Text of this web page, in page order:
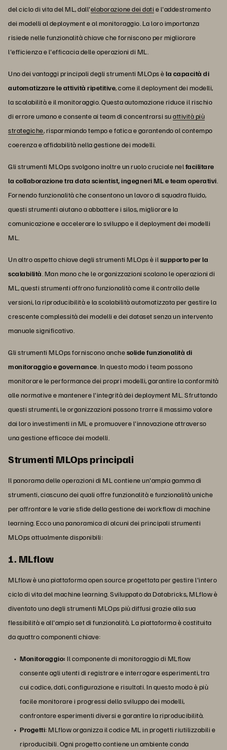
del ciclo di vita del ML, dall'elaborazione dei dati e l'addestramento
dei modelli al deployment e al monitoraggio. La loro importanza
risiede nelle funzionalità chiave che forniscono per migliorare
l'efficienza e l'efficacia delle operazioni di ML.
Uno dei vantaggi principali degli strumenti MLOps èla capacità di
automatizzare le attività ripetitive, come il deployment dei modelli,
la scalabilità e il monitoraggio. Questa automazione riduce il rischio
di errore umano e consente ai team di concentrarsi suattività più
strategiche, risparmiando tempo e fatica e garantendo al contempo
coerenza e affidabilità nella gestione dei modelli.
Gli strumenti MLOps svolgono inoltre un ruolo cruciale nelfacilitare
la collaborazione tra data scientist, ingegneri ML e team operativi.
Fornendo funzionalità che consentono un lavoro di squadra fluido,
questi strumenti aiutano a abbattere i silos, migliorare la
comunicazione e accelerare lo sviluppo e il deployment dei modelli
ML.
Un altro aspetto chiave degli strumenti MLOps è ilsupporto per la
scalabilità. Man mano che le organizzazioni scalano le operazioni di
ML, questi strumenti offrono funzionalità come il controllo delle
versioni, la riproducibilità e la scalabilità automatizzata per gestire la
crescente complessità dei modelli e dei dataset senza un intervento
manuale significativo.
Gli strumenti MLOps forniscono anchesolide funzionalità di
monitoraggio e governance. In questo modo i team possono
monitorare le performance dei propri modelli, garantire la conformità
alle normative e mantenere l'integrità dei deployment ML. Sfruttando
questi strumenti, le organizzazioni possono trarre il massimo valore
dai loro investimenti in ML e promuovere l'innovazione attraverso
una gestione efficace dei modelli.
Strumenti MLOps principali
Il panorama delle operazioni di ML contiene un'ampia gamma di
strumenti, ciascuno dei quali offre funzionalità e funzionalità uniche
per affrontare le varie sfide della gestione dei workflow di machine
learning. Ecco una panoramica di alcuni dei principali strumenti
MLOps attualmente disponibili:
1. MLflow
MLflow è una piattaforma open source progettata per gestire l'intero
ciclo di vita del machine learning. Sviluppato da Databricks, MLflow è
diventato uno degli strumenti MLOps più diffusi grazie alla sua
flessibilità e all'ampio set di funzionalità. La piattaforma è costituita
da quattro componenti chiave:
Monitoraggio: Il componente di monitoraggio di MLflow
consente agli utenti di registrare e interrogare esperimenti, tra
cui codice, dati, configurazione e risultati. In questo modo è più
facile monitorare i progressi dello sviluppo dei modelli,
confrontare esperimenti diversi e garantire la riproducibilità.
Progetti: MLflow organizza il codice ML in progetti riutilizzabili e
riproducibili. Ogni progetto contiene un ambiente conda